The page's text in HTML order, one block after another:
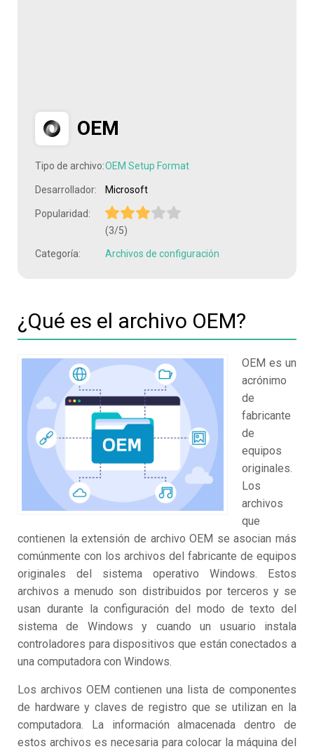
OEM
Tipo de archivo:OEM Setup Format
Desarrollador: Microsoft
Popularidad:
(3/5)
Categoría: Archivos de configuración
¿Qué es el archivo OEM?
OEM es un
acrónimo
de
fabricante
de
equipos
originales.
Los
archivos
que
contienen la extensión de archivo OEM se asocian más
comúnmente con los archivos del fabricante de equipos
originales del sistema operativo Windows. Estos
archivos a menudo son distribuidos por terceros y se
usan durante la configuración del modo de texto del
sistema de Windows y cuando un usuario instala
controladores para dispositivos que están conectados a
una computadora con Windows.
Los archivos OEM contienen una lista de componentes
de hardware y claves de registro que se utilizan en la
computadora. La información almacenada dentro de
estos archivos es necesaria para colocar la máquina del